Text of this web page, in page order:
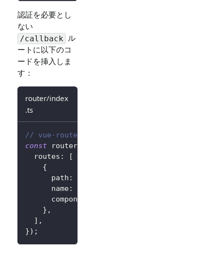
認証を必要とし
ない
/callback ル
ートに以下のコ
ードを挿入しま
す：
router/index
.ts
// vue-router を仮定
const router
  routes
:
[
{
      path
:
      name
:
      component
} ,
] ,
}) ;